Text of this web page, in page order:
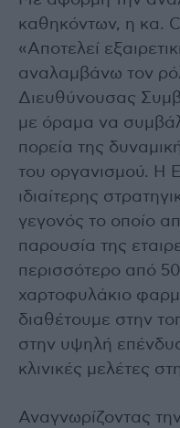
καθηκόντων, η κα.
«Αποτελεί
αναλαμβάνω τον
Διευθύνουσας
με όραμα να
πορεία της
του οργανισμού. Η
ιδιαίτερης
γεγονός το οποίο
παρουσία της
περισσότερο από
χαρτοφυλάκιο
διαθέτουμε στην
στην υψηλή
κλινικές μελέτες
Αναγνωρίζοντας